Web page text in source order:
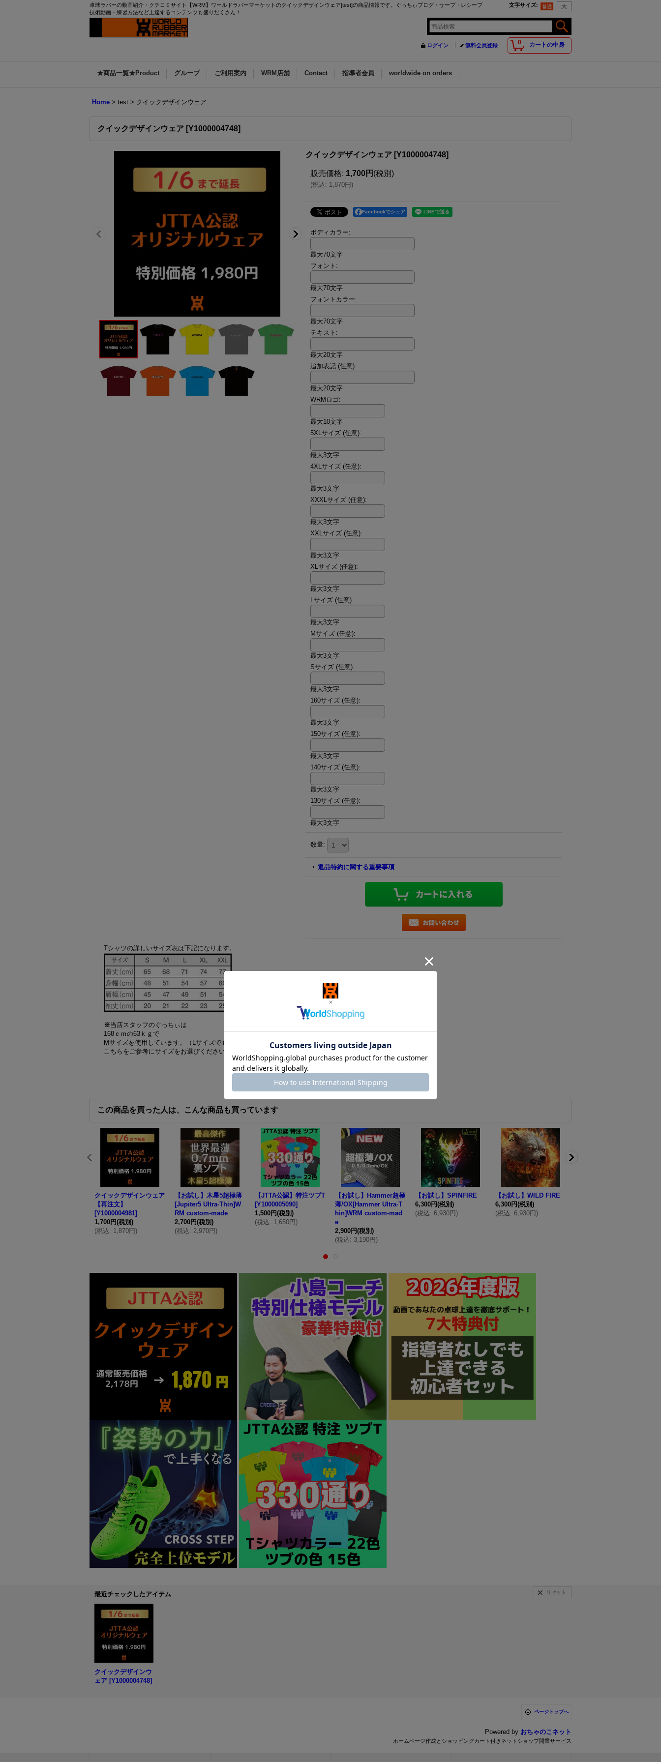
卓球ラバーの動画紹介・クチコミサイト【WRM】ワールドラバーマーケットのクイックデザインウェア[test]の商品情報です。ぐっちぃブログ・サーブ・レシーブ
技術動画・練習方法など上達するコンテンツも盛りだくさん！
文字サイズ:
0 カートの中身
ログイン 無料会員登録
★商品一覧★Product グループ ご利用案内 WRM店舗 Contact 指導者会員 worldwide on orders
Home > test > クイックデザインウェア
クイックデザインウェア [Y1000004748]
クイックデザインウェア [Y1000004748]
販売価格: 1,700円 (税別)
(税込: 1,870円)
Facebookでシェア
ボディカラー:
最大70文字
フォント :
最大70文字
フォントカラー:
最大70文字
テキスト :
最大20文字
追加表記 (任意):
最大20文字
WRMロゴ:
最大10文字
5XLサイズ (任意):
最大3文字
4XLサイズ (任意):
最大3文字
XXXLサイズ (任意):
最大3文字
XXLサイズ (任意):
最大3文字
XLサイズ (任意):
最大3文字
Lサイズ (任意):
最大3文字
Mサイズ (任意):
最大3文字
Sサイズ (任意):
最大3文字
160サイズ (任意):
最大3文字
150サイズ (任意):
最大3文字
140サイズ (任意):
最大3文字
130サイズ (任意):
最大3文字
数量:
返品特約に関する重要事項
Tシャツの詳しいサイズ表は下記になります。
※当店スタッフのぐっちぃは
168ｃｍの63ｋｇで
Mサイズを使用しています。（Lサイズでも問題が無いとのこと）
こちらをご参考にサイズをお選びください。
この商品を買った人は、こんな商品も買っています
クイックデザインウェア
【再注文】
[Y1000004981]
1,700円(税別)
(税込: 1,870円)
【お試し】木星5超極薄
[Jupiter5 Ultra-Thin]W
RM custom-made
2,700円(税別)
(税込: 2,970円)
【JTTA公認】特注ツブT
[Y1000005090]
1,500円(税別)
(税込: 1,650円)
【お試し】Hammer超極
薄/OX[Hammer Ultra-T
hin]WRM custom-mad
e
2,900円(税別)
(税込: 3,190円)
【お試し】SPINFIRE
6,300円(税別)
(税込: 6,930円)
【お試し】WILD FIRE
6,300円(税別)
(税込: 6,930円)
最近チェックしたアイテム リセット
クイックデザインウ
ェア [Y1000004748]
ページトップへ
Powered by おちゃのこネット
ホームページ作成とショッピングカート付きネットショップ開業サービス